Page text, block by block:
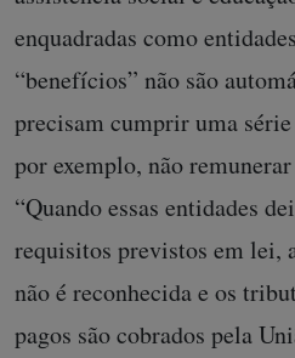
enquadradas como
“benefícios” não são
precisam cumprir uma
por exemplo, não
“Quando essas entidades
requisitos previstos em lei,
não é reconhecida e os
pagos são cobrados pela